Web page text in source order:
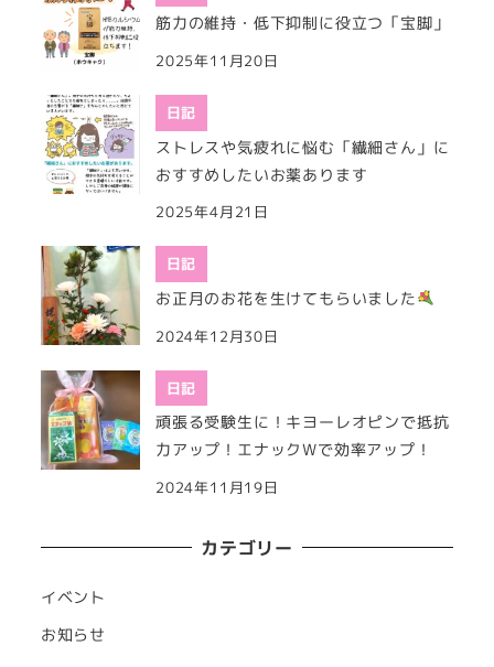
筋力の維持・低下抑制に役立つ「宝脚」
2025年11月20日
日記
ストレスや気疲れに悩む「繊細さん」に
おすすめしたいお薬あります
2025年4月21日
日記
お正月のお花を生けてもらいました
2024年12月30日
日記
頑張る受験生に！キヨーレオピンで抵抗
力アップ！エナックWで効率アップ！
2024年11月19日
カテゴリー
イベント
お知らせ